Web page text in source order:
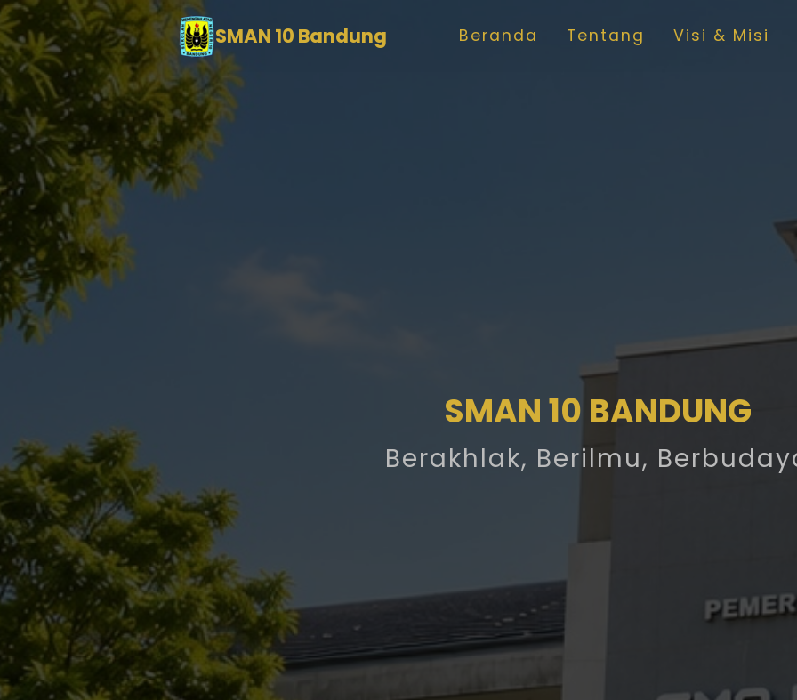
SMAN 10 Bandung Beranda Tentang Visi & Misi
SMAN 10 BANDUNG
Berakhlak, Berilmu,